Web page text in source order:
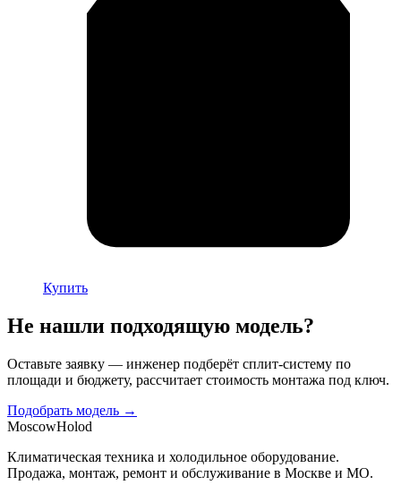
Купить
Не нашли подходящую модель?
Оставьте заявку — инженер подберёт сплит-систему по
площади и бюджету, рассчитает стоимость монтажа под ключ.
Подобрать модель →
MoscowHolod
Климатическая техника и холодильное оборудование.
Продажа, монтаж, ремонт и обслуживание в Москве и МО.